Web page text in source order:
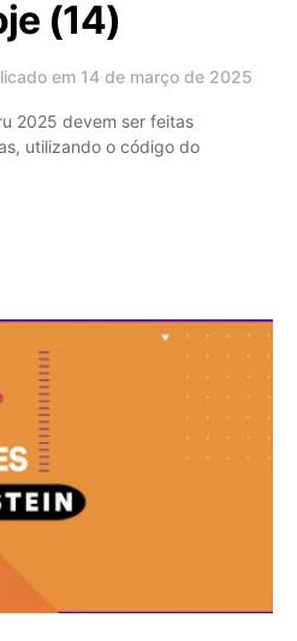
(14)
em 14 de março de 2025
2025 devem ser feitas
utilizando o código do